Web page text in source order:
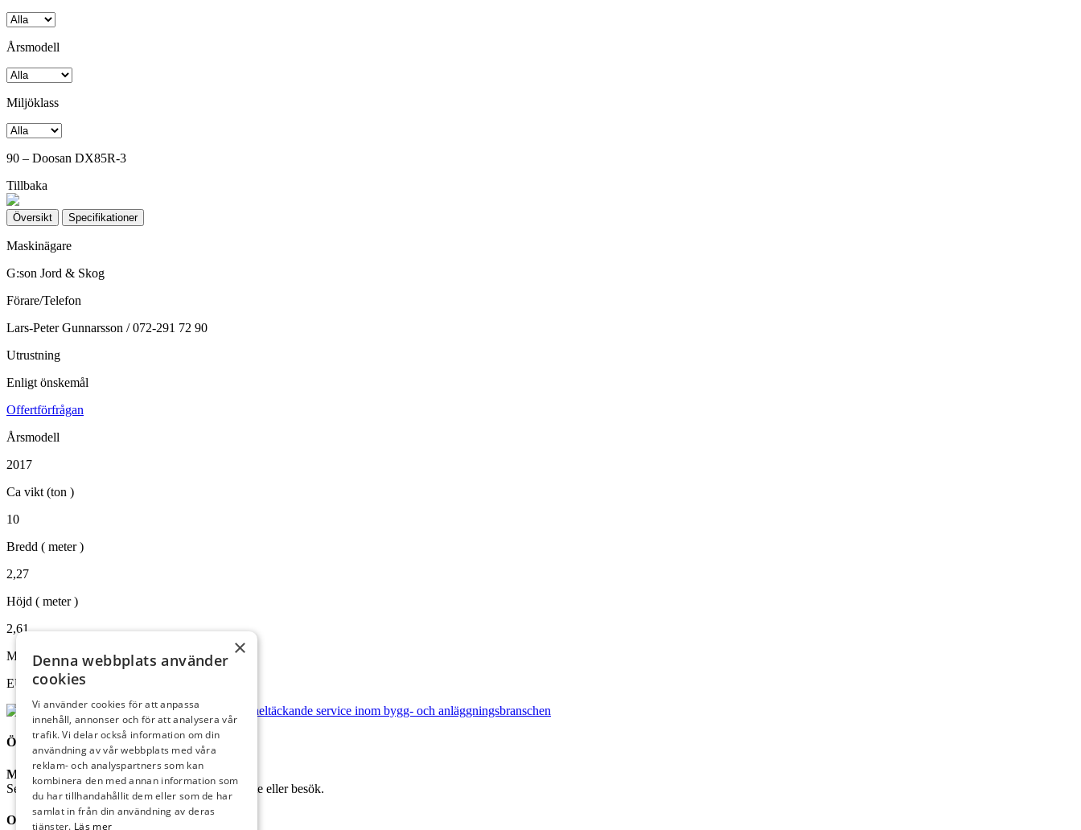
Årsmodell
Miljöklass
90 – Doosan DX85R-3
Tillbaka
Översikt Specifikationer
Maskinägare
G:son Jord & Skog
Förare/Telefon
Lars-Peter Gunnarsson / 072-291 72 90
Utrustning
Enligt önskemål
Offertförfrågan
Årsmodell
2017
Ca vikt (ton )
10
Bredd ( meter )
2,27
Höjd ( meter )
2,61
Miljöklass
EU steg
ÖPPETTIDER
Mån – Fre
07:00-16:00
Se kontaktuppgifter nedan för att boka tid för möte eller besök.
OM STC BORÅS
×
Denna webbplats använder
cookies
Vi använder cookies för att anpassa
innehåll, annonser och för att analysera vår
trafik. Vi delar också information om din
användning av vår webbplats med våra
reklam- och analyspartners som kan
kombinera den med annan information som
du har tillhandahållit dem eller som de har
samlat in från din användning av deras
tjänster. Läs mer